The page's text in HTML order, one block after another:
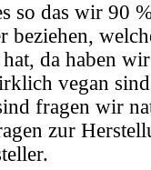
so das wir 90
beziehen,
da haben
vegan
fragen wir
zur